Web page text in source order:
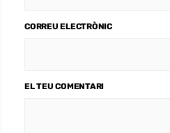
CORREU ELECTRÒNIC
EL TEU COMENTARI